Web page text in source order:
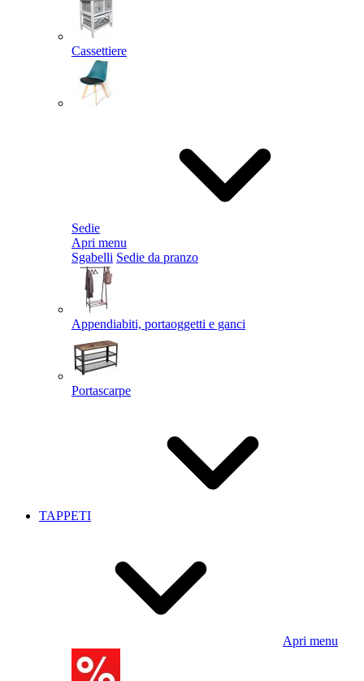
Cassettiere
Sedie
Apri menu
Sgabelli Sedie da pranzo
Appendiabiti, portaoggetti e ganci
Portascarpe
TAPPETI
Apri menu